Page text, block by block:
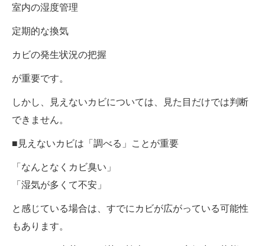
室内の湿度管理
定期的な換気
カビの発生状況の把握
が重要です。
しかし、見えないカビについては、見た目だけでは判断
できません。
■見えないカビは「調べる」ことが重要
「なんとなくカビ臭い」
「湿気が多くて不安」
と感じている場合は、すでにカビが広がっている可能性
もあります。